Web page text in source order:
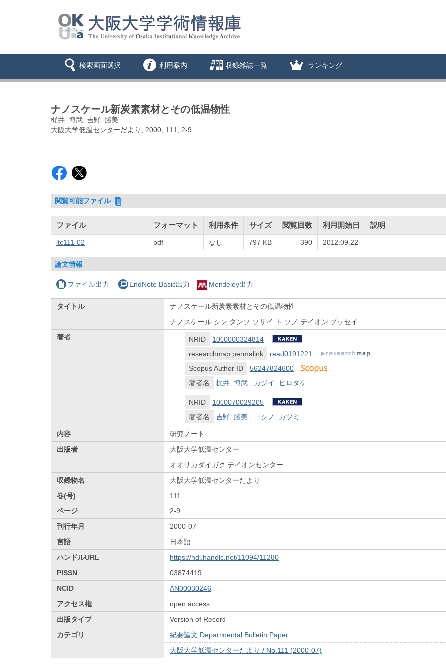
検索画面選択 利用案内 収録雑誌一覧 ランキング
ナノスケール新炭素素材とその低温物性
梶井, 博武; 吉野, 勝美
大阪大学低温センターだより, 2000, 111, 2-9
閲覧可能ファイル
ファイル フォーマット 利用条件 サイズ 閲覧回数 利用開始日 説明
ltc111-02 pdf なし 797 KB 390 2012.09.22
論文情報
ファイル出力 EndNote Basic出力 Mendeley出力
タイトル
ナノスケール新炭素素材とその低温物性
ナノスケール シン タンソ ソザイ ト ソノ テイオン ブッセイ
著者
NRID
1000000324814
researchmap permalink
read0191221
Scopus Author ID
56247824600
著者名
梶井, 博武 ; カジイ, ヒロタケ
NRID
1000070029205
著者名
吉野, 勝美 ; ヨシノ, カツミ
内容
研究ノート
出版者
大阪大学低温センター
オオサカダイガク テイオンセンター
収録物名
大阪大学低温センターだより
巻(号)
111
ページ
2-9
刊行年月
2000-07
言語
日本語
ハンドルURL
https://hdl.handle.net/11094/11280
PISSN
03874419
NCID
AN00030246
アクセス権
open access
出版タイプ
Version of Record
カテゴリ
紀要論文 Departmental Bulletin Paper
大阪大学低温センターだより / No.111 (2000-07)